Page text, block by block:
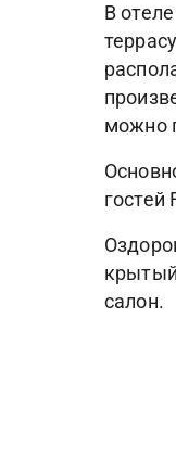
В
можно
гостей
салон.